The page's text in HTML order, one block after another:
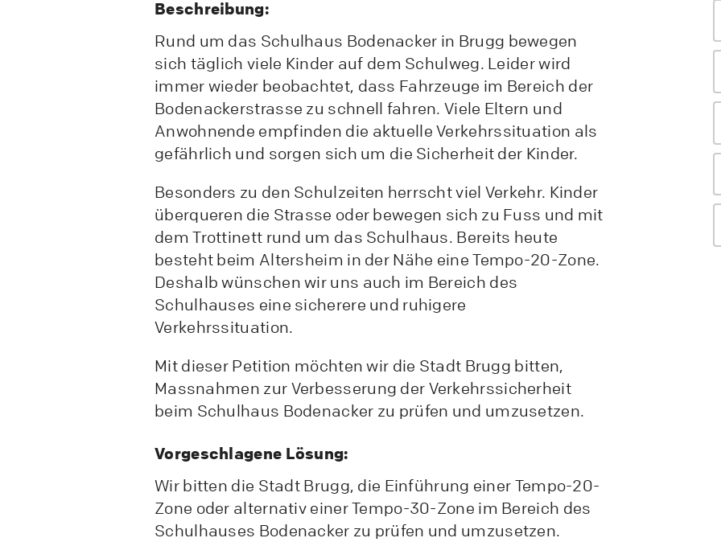
Beschreibung:
Rund um das Schulhaus Bodenacker in Brugg bewegen
sich täglich viele Kinder auf dem Schulweg. Leider wird
immer wieder beobachtet, dass Fahrzeuge im Bereich der
Bodenackerstrasse zu schnell fahren. Viele Eltern und
Anwohnende empfinden die aktuelle Verkehrssituation als
gefährlich und sorgen sich um die Sicherheit der Kinder.
Besonders zu den Schulzeiten herrscht viel Verkehr. Kinder
überqueren die Strasse oder bewegen sich zu Fuss und mit
dem Trottinett rund um das Schulhaus. Bereits heute
besteht beim Altersheim in der Nähe eine Tempo-20-Zone.
Deshalb wünschen wir uns auch im Bereich des
Schulhauses eine sicherere und ruhigere
Verkehrssituation.
Mit dieser Petition möchten wir die Stadt Brugg bitten,
Massnahmen zur Verbesserung der Verkehrssicherheit
beim Schulhaus Bodenacker zu prüfen und umzusetzen.
Vorgeschlagene Lösung:
Wir bitten die Stadt Brugg, die Einführung einer Tempo-20-
Zone oder alternativ einer Tempo-30-Zone im Bereich des
Schulhauses Bodenacker zu prüfen und umzusetzen.